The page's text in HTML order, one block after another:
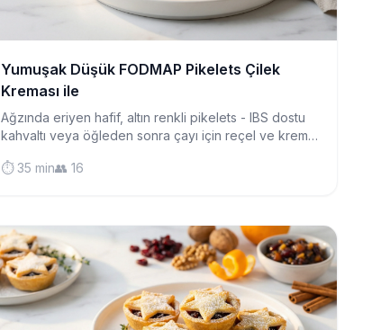
Yumuşak Düşük FODMAP Pikelets Çilek
Kreması ile
Ağzında eriyen hafif, altın renkli pikelets - IBS dostu
kahvaltı veya öğleden sonra çayı için reçel ve krema
⏱️ 35 min👥 16